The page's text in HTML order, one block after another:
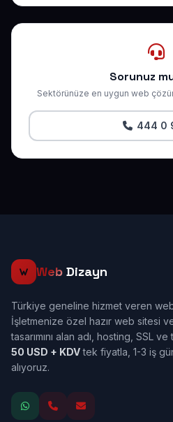
Sorunuz
Sektörünüze en uygun web
444 0
Web Dizayn
Türkiye geneline hizmet veren web
İşletmenize özel hazır web sitesi
tasarımını alan adı, hosting, SSL ve
50 USD + KDVtek fiyatla, 1-3 iş
alıyoruz.